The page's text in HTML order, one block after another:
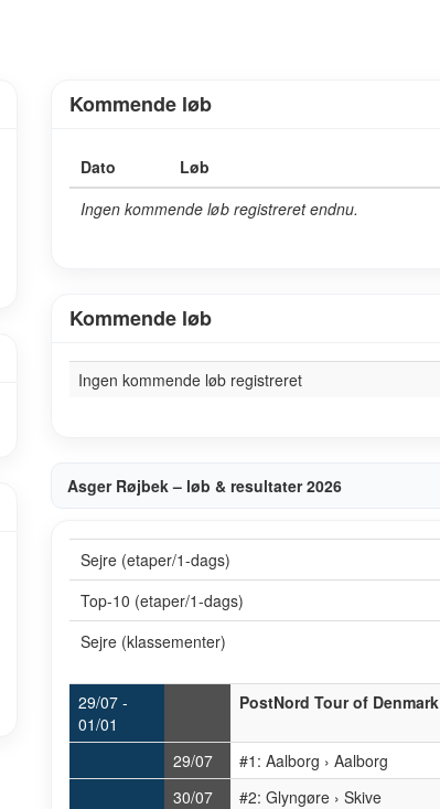
Kommende løb
Dato Løb
Ingen kommende løb registreret endnu.
Kommende løb
Ingen kommende løb registreret
Asger Røjbek – løb & resultater 2026
Sejre (etaper/1-dags)
Top-10 (etaper/1-dags)
Sejre (klassementer)
29/07 -
01/01
PostNord Tour of Denmark
29/07 #1: Aalborg › Aalborg
30/07
#2: Glyngøre › Skive